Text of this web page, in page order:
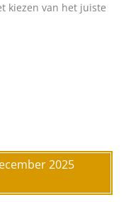
kiezen van het juiste
2025